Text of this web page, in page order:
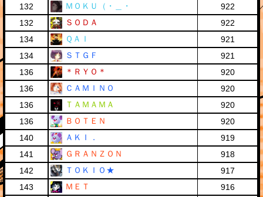
132
ＭＯＫＵ（・＿・
922
132
ＳＯＤＡ
922
134
ＱＡＩ
921
134
ＳＴＧＦ
921
136
＊ＲＹＯ＊
920
136
ＣＡＭＩＮＯ
920
136
ＴＡＭＡＭＡ
920
136
ＢＯＴＥＮ
920
140
ＡＫＩ．
919
141
ＧＲＡＮＺＯＮ
918
142
ＴＯＫＩＯ★
917
143
ＭＥＴ
916